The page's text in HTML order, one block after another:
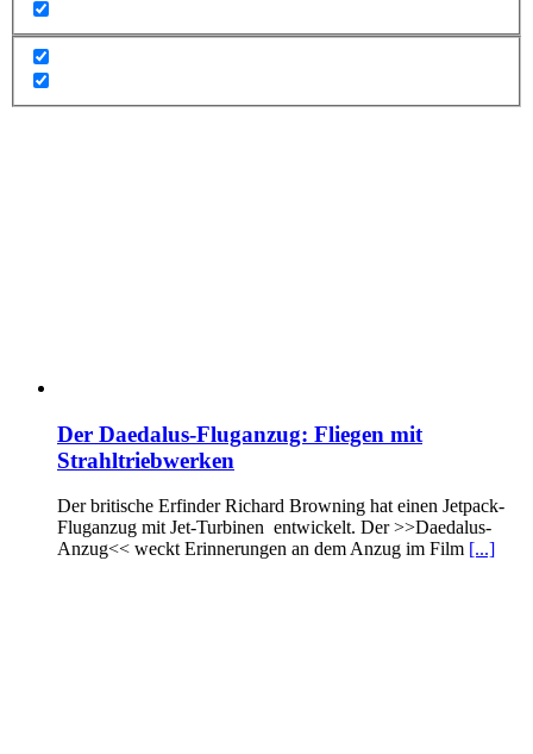
Der Daedalus-Fluganzug: Fliegen mit
Strahltriebwerken
Der britische Erfinder Richard Browning hat einen Jetpack-
Fluganzug mit Jet-Turbinen entwickelt. Der >>Daedalus-
Anzug<< weckt Erinnerungen an dem Anzug im Film [...]